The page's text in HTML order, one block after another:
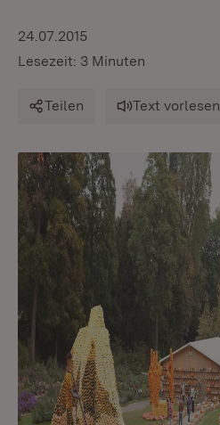
24.07.2015
Lesezeit: 3 Minuten
Teilen Text vorlesen